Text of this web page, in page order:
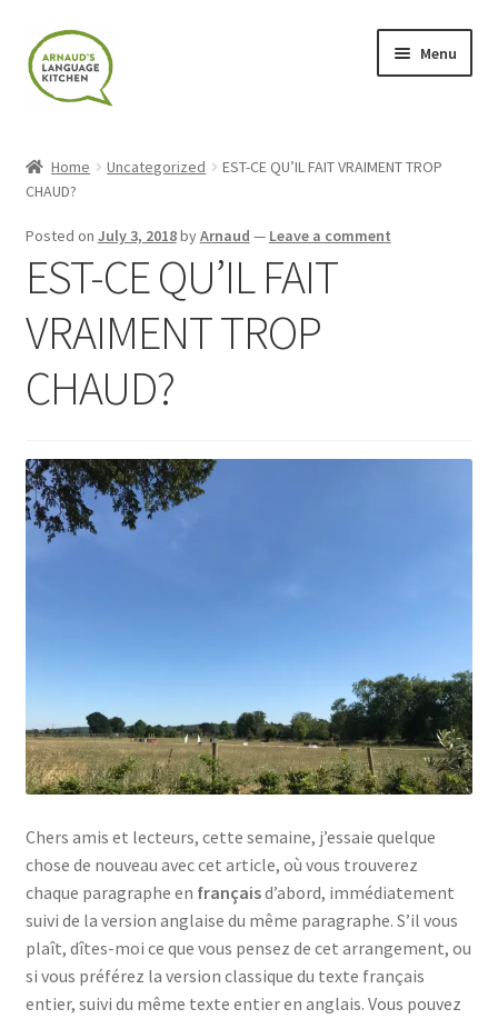
Skip
to
navigation
Skip
to
content
Menu
About
Checkout
Contact Me
Links
Privacy Tools
Private Tuition
Shop
Terms and Conditions
Categories
Home Uncategorized
EST-CE QU’IL FAIT VRAIMENT TROP
CHAUD?
Posted on July 3, 2018byArnaud — Leave a comment
EST-CE QU’IL FAIT
VRAIMENT TROP
CHAUD?
Chers amis et lecteurs, cette semaine, j’essaie quelque
chose de nouveau avec cet article, où vous trouverez
chaque paragraphe en françaisd’abord, immédiatement
suivi de la version anglaise du même paragraphe. S’il vous
plaît, dîtes-moi ce que vous pensez de cet arrangement, ou
si vous préférez la version classique du texte français
entier, suivi du même texte entier en anglais. Vous pouvez